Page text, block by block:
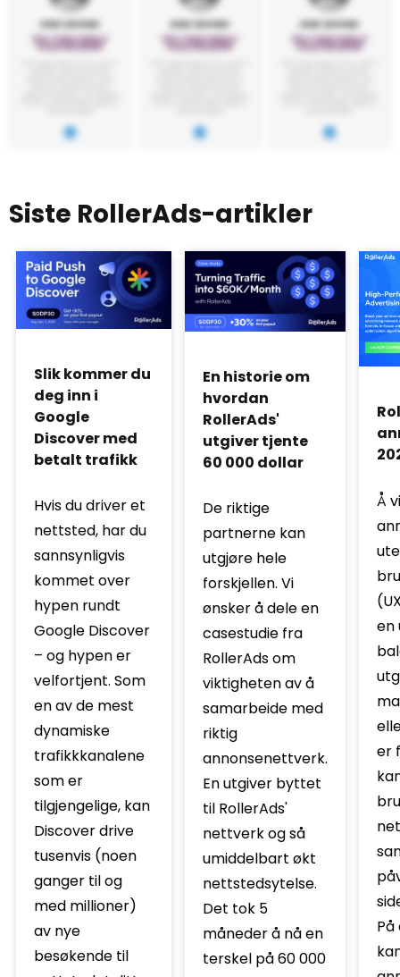
Siste RollerAds-artikler
Slik kommer du
deg inn i
Google
Discover med
betalt trafikk
Hvis du driver et
nettsted, har du
sannsynligvis
kommet over
hypen rundt
Google Discover
– og hypen er
velfortjent. Som
en av de mest
dynamiske
trafikkkanalene
som er
tilgjengelige, kan
Discover drive
tusenvis (noen
ganger til og
med millioner)
av nye
besøkende til
En historie om
hvordan
RollerAds'
utgiver tjente
60 000 dollar
De riktige
partnerne kan
utgjøre hele
forskjellen. Vi
ønsker å dele en
casestudie fra
RollerAds om
viktigheten av å
samarbeide med
riktig
annonsenettverk.
En utgiver byttet
til RollerAds'
nettverk og så
umiddelbart økt
nettstedsytelse.
Det tok 5
måneder å nå en
terskel på 60 000
Å
en
er
På